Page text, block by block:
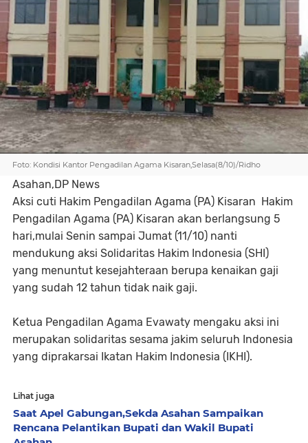
Foto: Kondisi Kantor Pengadilan Agama Kisaran,Selasa(8/10)/Ridho
Asahan,DP News
Aksi cuti Hakim Pengadilan Agama (PA) Kisaran Hakim
Pengadilan Agama (PA) Kisaran akan berlangsung 5
hari,mulai Senin sampai Jumat (11/10) nanti
mendukung aksi Solidaritas Hakim Indonesia (SHI)
yang menuntut kesejahteraan berupa kenaikan gaji
yang sudah 12 tahun tidak naik gaji.
Ketua Pengadilan Agama Evawaty mengaku aksi ini
merupakan solidaritas sesama jakim seluruh Indonesia
yang diprakarsai Ikatan Hakim Indonesia (IKHI).
Lihat juga
Saat Apel Gabungan,Sekda Asahan Sampaikan
Rencana Pelantikan Bupati dan Wakil Bupati